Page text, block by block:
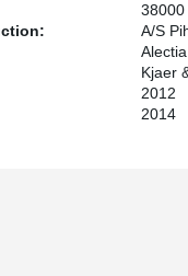
38000
A/S
Kjaer
2012
2014